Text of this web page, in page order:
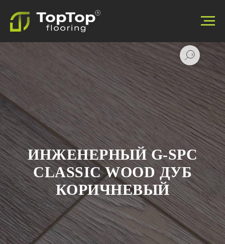
ИНЖЕНЕРНЫЙ G-SPC
CLASSIC WOOD ДУБ
КОРИЧНЕВЫЙ